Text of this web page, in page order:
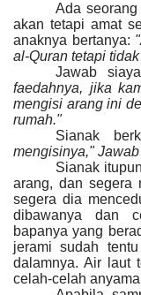
Ada
akan tetapi amat
anaknya bertanya:
al-Quran tetapi
Jawab
faedahnya, jika
mengisi arang ini
rumah."
Sianak
mengisinya,"
Sianak
arang, dan segera
segera dia
dibawanya dan
bapanya yang
jerami sudah
dalamnya. Air laut
celah-celah